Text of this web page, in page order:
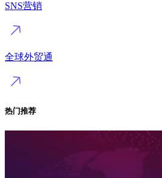
SNS营销
全球外贸通
热门推荐